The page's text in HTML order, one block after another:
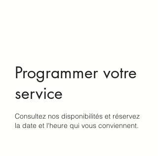
Programmer votre
service
Consultez nos disponibilités et réservez
la date et l'heure qui vous conviennent.